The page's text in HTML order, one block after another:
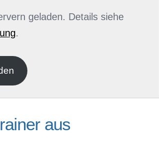
geladen. Details siehe
.
aus